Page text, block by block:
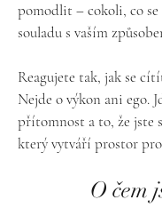
pomodlit – cokoli, co se
souladu s vaším
Reagujete tak, jak se
Nejde o výkon ani ego.
přítomnost a to, že jste
který vytváří prostor
O čem